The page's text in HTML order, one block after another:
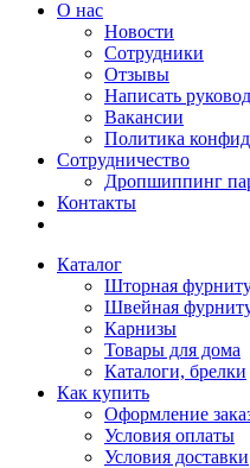
О нас
Новости
Сотрудники
Отзывы
Написать
Вакансии
Политика
Сотрудничество
Дропшиппинг
Контакты
Каталог
Шторная
Швейная
Карнизы
Товары для дома
Каталоги, брелки
Как купить
Оформление
Условия оплаты
Условия доставки